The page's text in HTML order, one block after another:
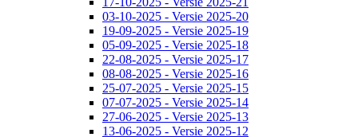
03-10-2025 - Versie 2025-20
19-09-2025 - Versie 2025-19
05-09-2025 - Versie 2025-18
22-08-2025 - Versie 2025-17
08-08-2025 - Versie 2025-16
25-07-2025 - Versie 2025-15
07-07-2025 - Versie 2025-14
27-06-2025 - Versie 2025-13
13-06-2025 - Versie 2025-12